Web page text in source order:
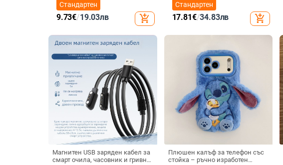
Стандартен
9.73€/19.03лв add_shopping_cart
Стандартен
17.81€/34.83лв add_shopping_cart
Магнитен USB заряден кабел за
смарт очила, часовник и гривна
Плюшен калъф за телефон със
стойка – ръчно изработен